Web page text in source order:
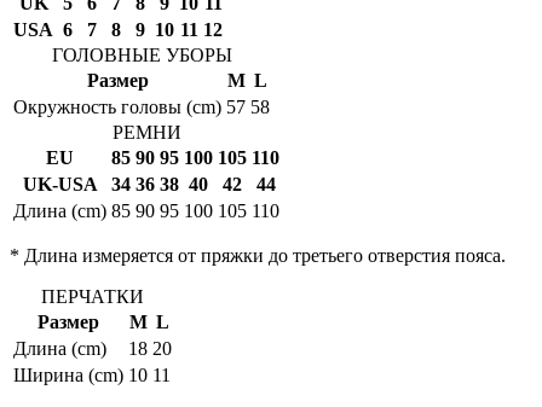
USA 6 7 8 9 10 11 12
ГОЛОВНЫЕ УБОРЫ
Размер
M L
Окружность головы (cm) 57 58
РЕМНИ
EU
85 90 95 100 105 110
UK-USA
34 36 38 40 42
44
Длина (cm) 85 90 95 100 105 110
* Длина измеряется от пряжки до третьего отверстия пояса.
ПЕРЧАТКИ
Размер
M L
Длина (cm)
18 20
Ширина (cm) 10 11